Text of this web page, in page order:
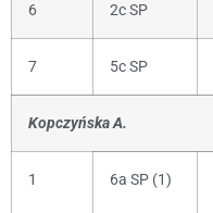
6 2c SP
7 5c SP
Kopczyńska A.
1 6a SP (1)